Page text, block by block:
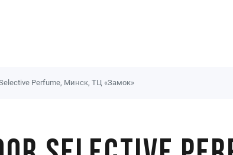
Perfume, Минск, ТЦ «Замок»